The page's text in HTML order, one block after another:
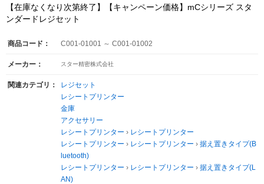
【在庫なくなり次第終了】【キャンペーン価格】mCシリーズ スタ
ンダードレジセット
商品コード： C001-01001 ～ C001-01002
メーカー： スター精密株式会社
関連カテゴリ：
レジセット
レシートプリンター
金庫
アクセサリー
レシートプリンター › レシートプリンター
レシートプリンター › レシートプリンター › 据え置きタイプ(B
luetooth)
レシートプリンター › レシートプリンター › 据え置きタイプ(L
AN)